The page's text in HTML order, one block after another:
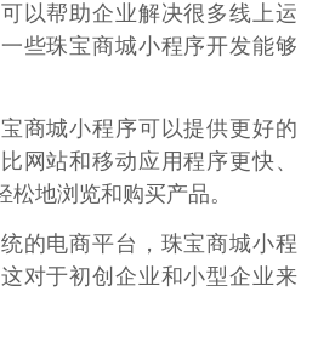
以帮助企业解决很多线上运
些珠宝商城小程序开发能够
商城小程序可以提供更好的
网站和移动应用程序更快、
地浏览和购买产品。
的电商平台，珠宝商城小程
对于初创企业和小型企业来